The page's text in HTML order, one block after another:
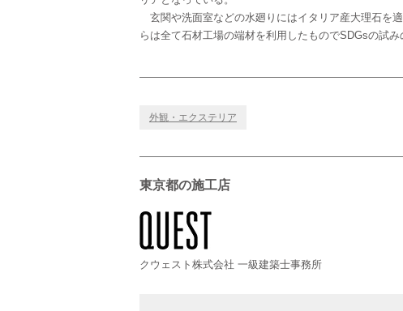
玄関や洗面室などの水廻りにはイタリア産大理石を
らは全て石材工場の端材を利用したものでSDGsの試み
外観・エクステリア
東京都の施工店
クウェスト株式会社 一級建築士事務所